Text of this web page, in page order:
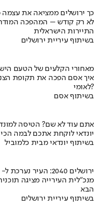
כך ירושלים ממציאה את
לא רק קודש – המהפכה
התיירות הישראלית
בשיתוף עיריית ירושלים
מאחורי הקלעים של הטעם
לאומי?
בשיתוף אסם
אתם עוד לא שם? הטיסה
יונדאי לוקחת אתכם לבמה הכי
בשיתוף יונדאי מבית כלמוביל
ירושלים 2040: העיר נערכת ל- 1.5 מליון תושבים
מנכ"לית העירייה מציגה
הבא
בשיתוף עיריית ירושלים